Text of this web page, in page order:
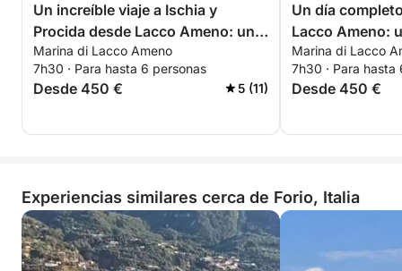
Un increíble viaje a Ischia y
Procida desde Lacco Ameno: una
historia de dos islas.
Marina di Lacco Ameno
7h30 · Para hasta 6 personas
Desde 450 € 5 (11)
Un día
Lacco Ameno:
escapada
Marina di Lacco
7h30 · Para hasta
Desde 450 €
Experiencias similares cerca de Forio, Italia